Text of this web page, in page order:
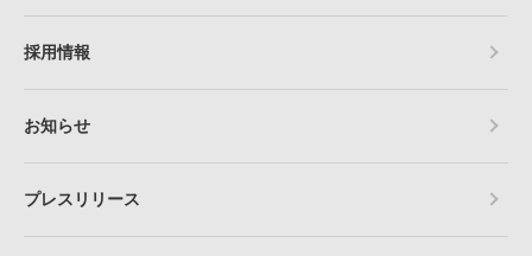
採用情報
お知らせ
プレスリリース